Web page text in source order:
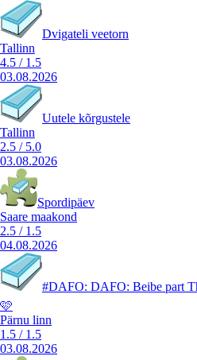
Dvigateli veetorn
Tallinn
4.5 / 1.5
03.08.2026
Uutele kõrgustele
Tallinn
2.5 / 5.0
03.08.2026
Spordipäev
Saare maakond
2.5 / 1.5
04.08.2026
#DAFO: DAFO: Beibe part
🩷
Pärnu linn
1.5 / 1.5
03.08.2026